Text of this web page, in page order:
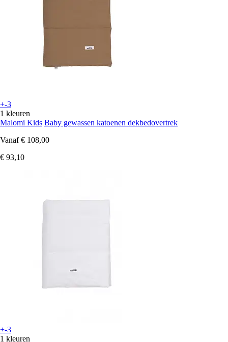
+-3
1 kleuren
Malomi Kids Baby gewassen katoenen dekbedovertrek
Vanaf € 108,00
€ 93,10
+-3
1 kleuren